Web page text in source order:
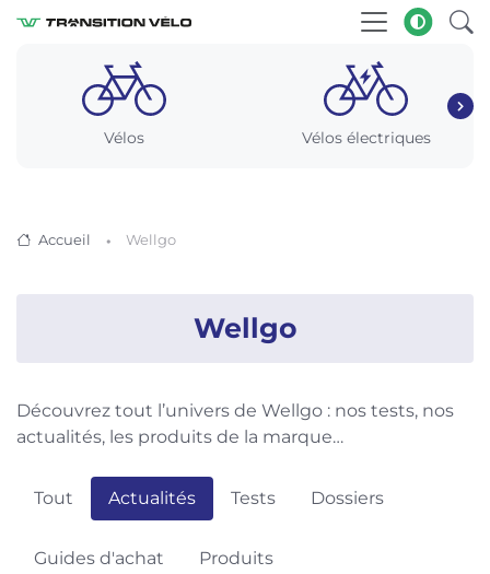
Vélos Vélos électriques
Accueil Wellgo
Wellgo
Découvrez tout l’univers de Wellgo : nos tests, nos
actualités, les produits de la marque…
Tout Actualités Tests Dossiers
Guides d'achat Produits